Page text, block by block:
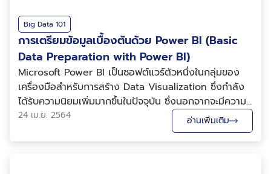
Big Data 101
การเตรียมข้อมูลเบื้องต้นด้วย Power BI (Basic
Data Preparation with Power BI)
Microsoft Power BI เป็นซอฟต์แวร์ตัวหนึ่งในกลุ่มของ
เครื่องมือสำหรับการสร้าง Data Visualization ซึ่งกำลัง
ได้รับความนิยมเพิ่มมากขึ้นในปัจจุบัน ซึ่งนอกจากจะมีความ
สามารถในการสร้าง Data Visualization แล้ว ยังมีความ
สามารถในการบริหารจัดการข้อมูล รวมไปถึงการเตรียม
ข้อมูลให้เหมาะสมสำหรับการนำไปสร้าง Data Visua...
24 เม.ย. 2564 อ่านเพิ่มเติม